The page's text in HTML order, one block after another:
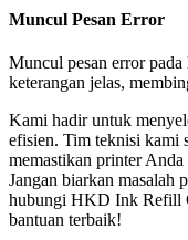
Muncul Pesan Error
Muncul pesan error
keterangan jelas,
Kami hadir untuk
efisien. Tim teknisi kami
memastikan printer
Jangan biarkan masalah
hubungi HKD Ink Refill
bantuan terbaik!